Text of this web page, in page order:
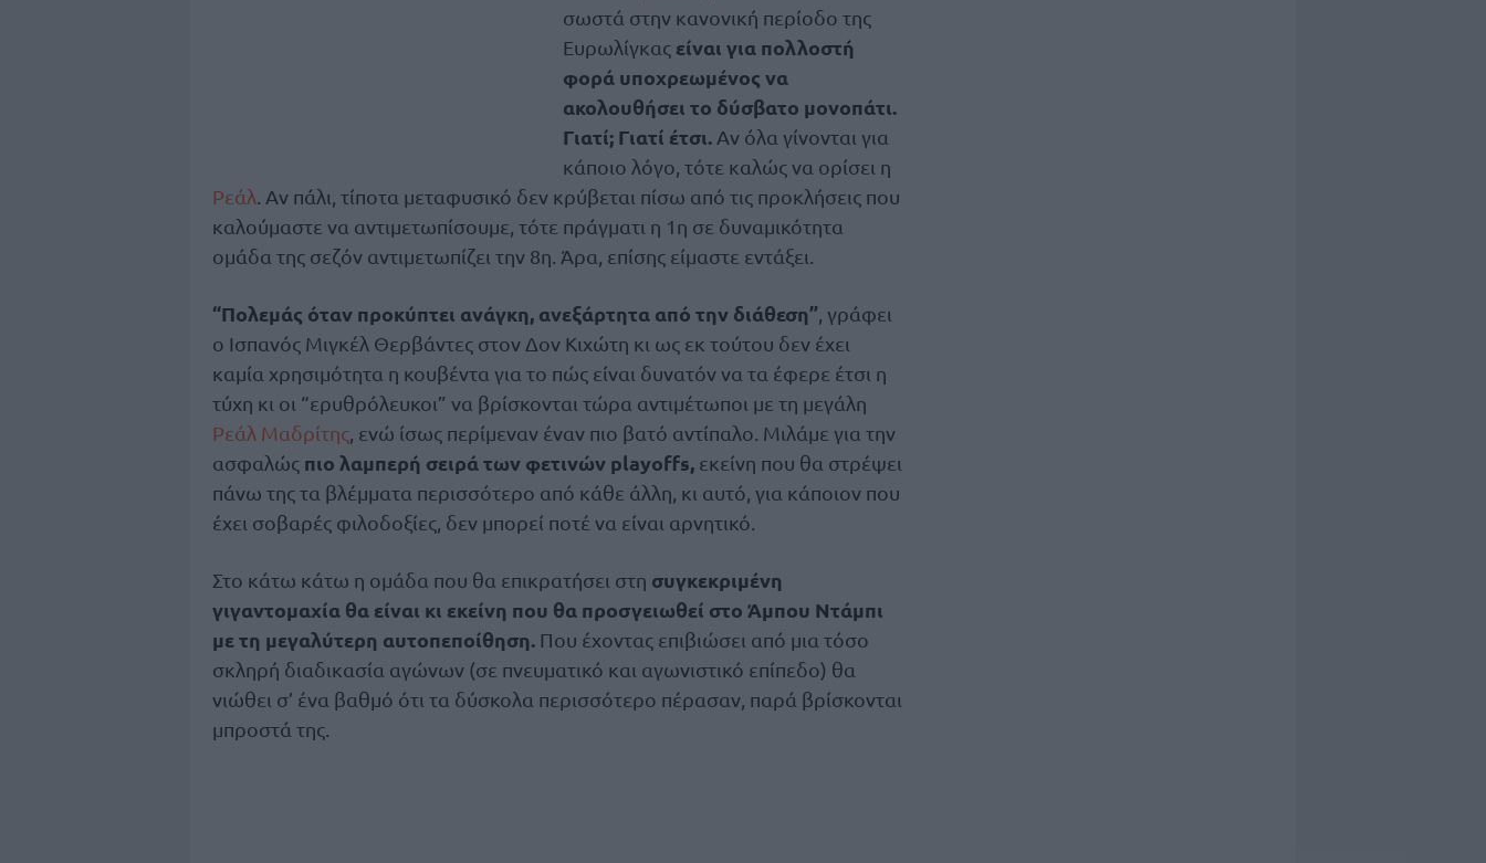
σωστά στην κανονική περίοδο της
Ευρωλίγκας είναι για πολλοστή
φορά υποχρεωμένος να
ακολουθήσει το δύσβατο μονοπάτι.
Γιατί; Γιατί έτσι.Αν όλα γίνονται για
κάποιο λόγο, τότε καλώς να ορίσει η
Ρεάλ . Αν πάλι, τίποτα μεταφυσικό δεν κρύβεται πίσω από τις προκλήσεις που
καλούμαστε να αντιμετωπίσουμε, τότε πράγματι η 1η σε δυναμικότητα
ομάδα της σεζόν αντιμετωπίζει την 8η. Άρα, επίσης είμαστε εντάξει.
“Πολεμάς όταν προκύπτει ανάγκη, ανεξάρτητα από την διάθεση” , γράφει
ο Ισπανός Μιγκέλ Θερβάντες στον Δον Κιχώτη κι ως εκ τούτου δεν έχει
καμία χρησιμότητα η κουβέντα για το πώς είναι δυνατόν να τα έφερε έτσι η
τύχη κι οι “ερυθρόλευκοι” να βρίσκονται τώρα αντιμέτωποι με τη μεγάλη
Ρεάλ Μαδρίτης , ενώ ίσως περίμεναν έναν πιο βατό αντίπαλο. Μιλάμε για την
ασφαλώς πιο λαμπερή σειρά των φετινών playoffs, εκείνη που θα στρέψει
πάνω της τα βλέμματα περισσότερο από κάθε άλλη, κι αυτό, για κάποιον που
έχει σοβαρές φιλοδοξίες, δεν μπορεί ποτέ να είναι αρνητικό.
Στο κάτω κάτω η ομάδα που θα επικρατήσει στη συγκεκριμένη
γιγαντομαχία θα είναι κι εκείνη που θα προσγειωθεί στο Άμπου Ντάμπι
με τη μεγαλύτερη αυτοπεποίθηση. Που έχοντας επιβιώσει από μια τόσο
σκληρή διαδικασία αγώνων (σε πνευματικό και αγωνιστικό επίπεδο) θα
νιώθει σ’ ένα βαθμό ότι τα δύσκολα περισσότερο πέρασαν, παρά βρίσκονται
μπροστά της.